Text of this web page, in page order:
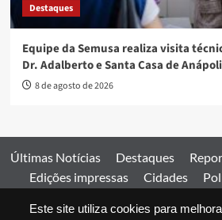
Este site utiliza cookies para
Destaques
Equipe da Semusa realiza visita
Dr. Adalberto e Santa Casa de
8 de agosto de 2026
Últimas Notícias Destaques
Edições impressas
Cidades
Comercial
Edições impressas